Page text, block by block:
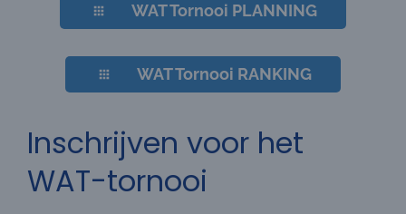
WAT Tornooi PLANNING
WAT Tornooi RANKING
Inschrijven voor het
WAT-tornooi